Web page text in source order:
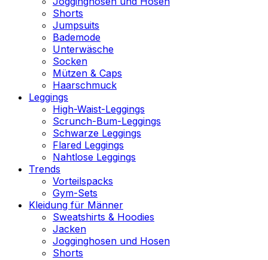
Shorts
Jumpsuits
Bademode
Unterwäsche
Socken
Mützen & Caps
Haarschmuck
Leggings
High-Waist-Leggings
Scrunch-Bum-Leggings
Schwarze Leggings
Flared Leggings
Nahtlose Leggings
Trends
Vorteilspacks
Gym-Sets
Kleidung für Männer
Sweatshirts & Hoodies
Jacken
Jogginghosen und Hosen
Shorts